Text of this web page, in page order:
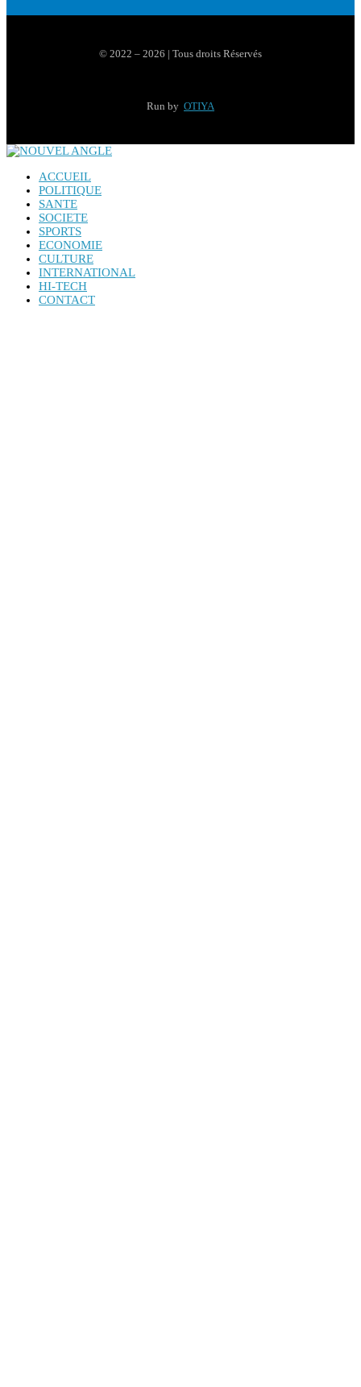
© 2022 – 2026 | Tous droits Réservés
Run by OTIYA
ACCUEIL
POLITIQUE
SANTE
SOCIETE
SPORTS
ECONOMIE
CULTURE
INTERNATIONAL
HI-TECH
CONTACT